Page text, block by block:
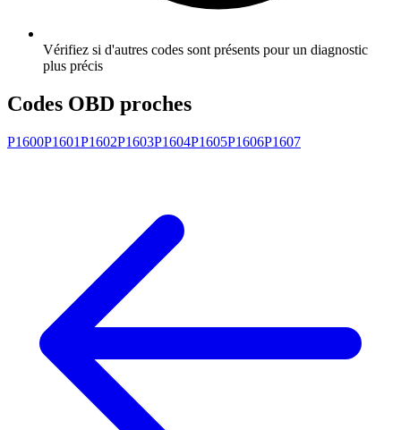
Vérifiez si d'autres codes sont présents pour un diagnostic
plus précis
Codes OBD proches
P1600P1601P1602P1603P1604P1605P1606P1607